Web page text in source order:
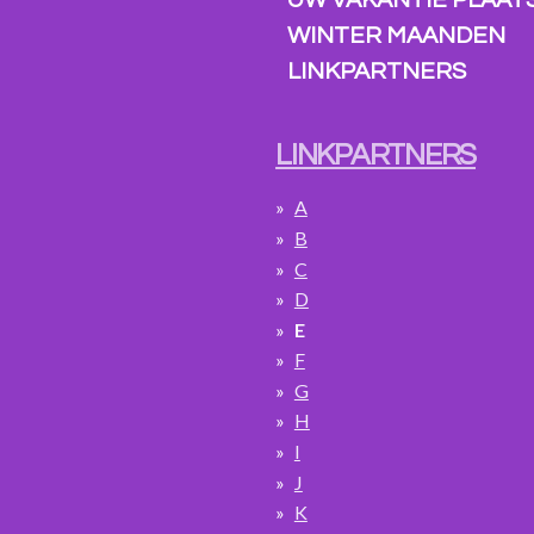
WINTER MAANDEN
LINKPARTNERS
LINKPARTNERS
A
B
C
D
E
F
G
H
I
J
K